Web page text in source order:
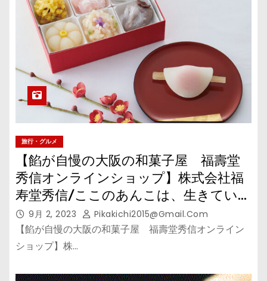
旅行・グルメ
【餡が自慢の大阪の和菓子屋 福壽堂
秀信オンラインショップ】株式会社福
寿堂秀信/ここのあんこは、生きてい
る。9月 2, 2023 Pikakichi2015@gmail.com
【餡が自慢の大阪の和菓子屋 福壽堂秀信オンライン
ショップ】株…